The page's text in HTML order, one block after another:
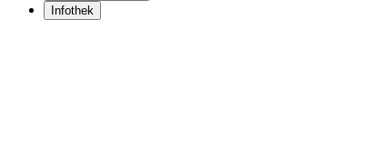
Infothek